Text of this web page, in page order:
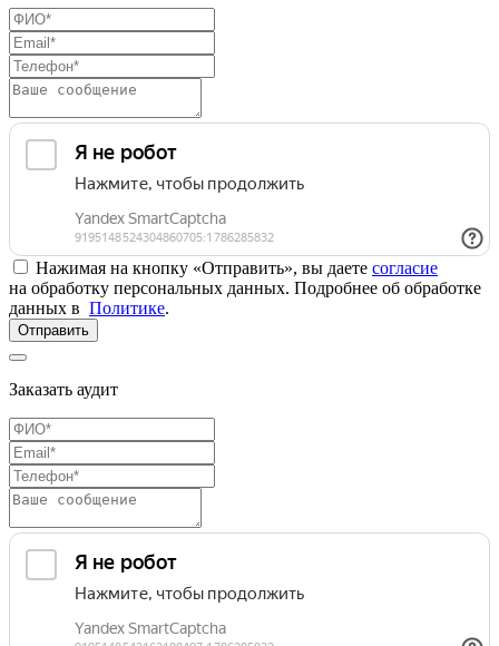
Нажимая на кнопку «Отправить», вы даете согласие
на обработку персональных данных. Подробнее об обработке
данных в Политике.
Отправить
Заказать аудит